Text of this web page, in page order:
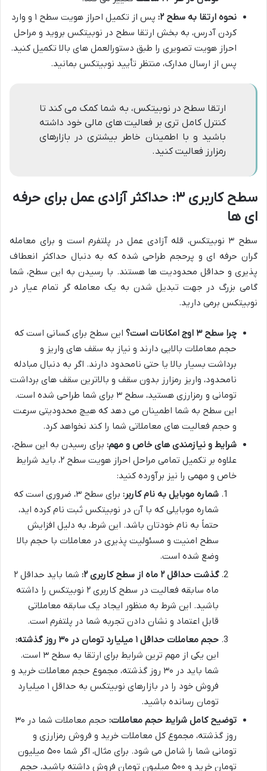
نحوه ارتقا به سطح ۲:
پس از تکمیل احراز هویت سطح ۱ و وارد
کردن آدرس، به بخش ارتقا سطح در نوبیتکس بروید و مراحل
احراز هویت تصویری را طبق دستورالعمل های بالا تکمیل کنید.
پس از ارسال مدارک، منتظر تأیید نوبیتکس بمانید.
ارتقا سطح در نوبیتکس، به شما کمک می کند تا
کنترل کامل تری بر فعالیت های مالی خود داشته
باشید و با اطمینان خاطر بیشتری در بازارهای
رمزارز فعالیت کنید.
سطح کاربری ۳: حداکثر آزادی عمل برای حرفه
ای ها
سطح ۳ نوبیتکس، قله آزادی عمل در پلتفرم است و برای معامله
گران حرفه ای و پرحجم طراحی شده که به دنبال حداکثر انعطاف
پذیری و حداقل محدودیت ها هستند. با رسیدن به این سطح، شما
گامی بزرگ در جهت تبدیل شدن به یک معامله گر تمام عیار در
نوبیتکس برمی دارید.
چرا سطح ۳ اوج امکانات است؟
این سطح برای کسانی است که
حجم معاملات بالایی دارند و نیاز به سقف های واریز و
برداشت بسیار بالا یا حتی نامحدود دارند. اگر به دنبال مبادله
نامحدود، واریز رمزارز بدون سقف و بالاترین سقف های برداشت
تومانی و رمزارزی هستید، سطح ۳ برای شما طراحی شده است.
این سطح به شما اطمینان می دهد که هیچ محدودیتی سرعت
و حجم فعالیت های معاملاتی شما را کند نخواهد کرد.
شرایط و نیازمندی های خاص و مهم: برای رسیدن به این سطح،
علاوه بر تکمیل تمامی مراحل احراز هویت سطح ۲، باید شرایط
خاص و مهمی را نیز برآورده کنید:
شماره موبایل به نام کاربر:
برای سطح ۳، ضروری است که
شماره موبایلی که با آن در نوبیتکس ثبت نام کرده اید،
حتماً به نام خودتان باشد. این شرط، به دلیل افزایش
سطح امنیت و مسئولیت پذیری در معاملات با حجم بالا
وضع شده است.
گذشت حداقل ۲ ماه از سطح کاربری ۲:
شما باید حداقل ۲
ماه سابقه فعالیت در سطح کاربری ۲ نوبیتکس را داشته
باشید. این شرط به منظور ایجاد یک سابقه معاملاتی
قابل اعتماد و نشان دادن تجربه شما در پلتفرم است.
حجم معاملات حداقل ۱ میلیارد تومان در ۳۰ روز گذشته:
این یکی از مهم ترین شرایط برای ارتقا به سطح ۳ است.
شما باید در ۳۰ روز گذشته، مجموع حجم معاملات خرید و
فروش خود را در بازارهای نوبیتکس به حداقل ۱ میلیارد
تومان رسانده باشید.
توضیح کامل شرایط حجم معاملات:
حجم معاملات شما در ۳۰
روز گذشته، مجموع کل معاملات خرید و فروش رمزارزی و
تومانی شما را شامل می شود. برای مثال، اگر شما ۵۰۰ میلیون
تومان خرید و ۵۰۰ میلیون تومان فروش داشته باشید، حجم